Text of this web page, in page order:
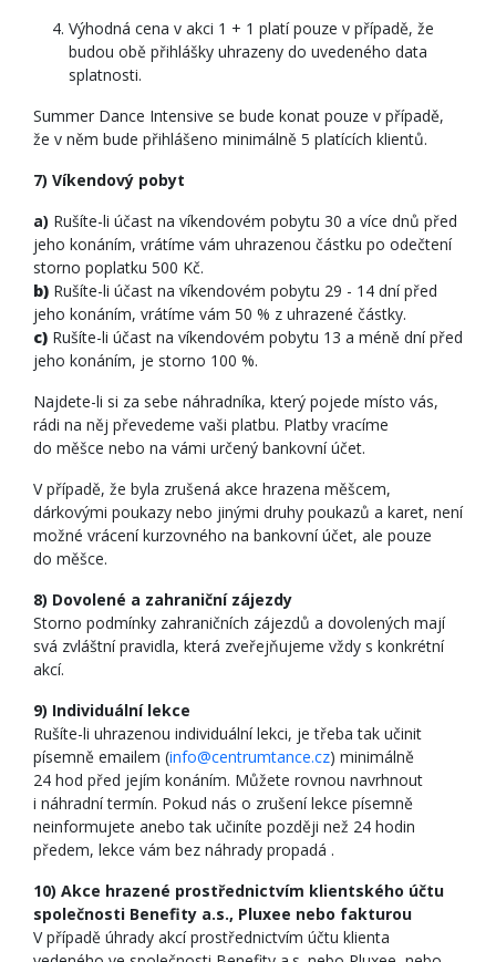
Výhodná cena v akci 1 + 1 platí pouze v případě, že
budou obě přihlášky uhrazeny do uvedeného data
splatnosti.
Summer Dance Intensive se bude konat pouze v případě,
že v něm bude přihlášeno minimálně 5 platících klientů.
7) Víkendový pobyt
a) Rušíte-li účast na víkendovém pobytu 30 a více dnů před
jeho konáním, vrátíme vám uhrazenou částku po odečtení
storno poplatku 500 Kč.
b) Rušíte-li účast na víkendovém pobytu 29 - 14 dní před
jeho konáním, vrátíme vám 50 % z uhrazené částky.
c) Rušíte-li účast na víkendovém pobytu 13 a méně dní před
jeho konáním, je storno 100 %.
Najdete-li si za sebe náhradníka, který pojede místo vás,
rádi na něj převedeme vaši platbu. Platby vracíme
do měšce nebo na vámi určený bankovní účet.
V případě, že byla zrušená akce hrazena měšcem,
dárkovými poukazy nebo jinými druhy poukazů a karet, není
možné vrácení kurzovného na bankovní účet, ale pouze
do měšce.
8) Dovolené a zahraniční zájezdy
Storno podmínky zahraničních zájezdů a dovolených mají
svá zvláštní pravidla, která zveřejňujeme vždy s konkrétní
akcí.
9) Individuální lekce
Rušíte-li uhrazenou individuální lekci, je třeba tak učinit
písemně emailem (info@centrumtance.cz) minimálně
24 hod před jejím konáním. Můžete rovnou navrhnout
i náhradní termín. Pokud nás o zrušení lekce písemně
neinformujete anebo tak učiníte později než 24 hodin
předem, lekce vám bez náhrady propadá .
10) Akce hrazené prostřednictvím klientského účtu
společnosti Benefity a.s., Pluxee nebo fakturou
V případě úhrady akcí prostřednictvím účtu klienta